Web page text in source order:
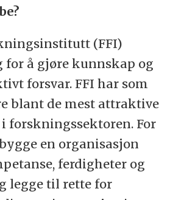
(FFI)
for å gjøre kunnskap og
forsvar. FFI har som
blant de mest attraktive
forskningssektoren. For
en organisasjon
ferdigheter og
legge til rette for